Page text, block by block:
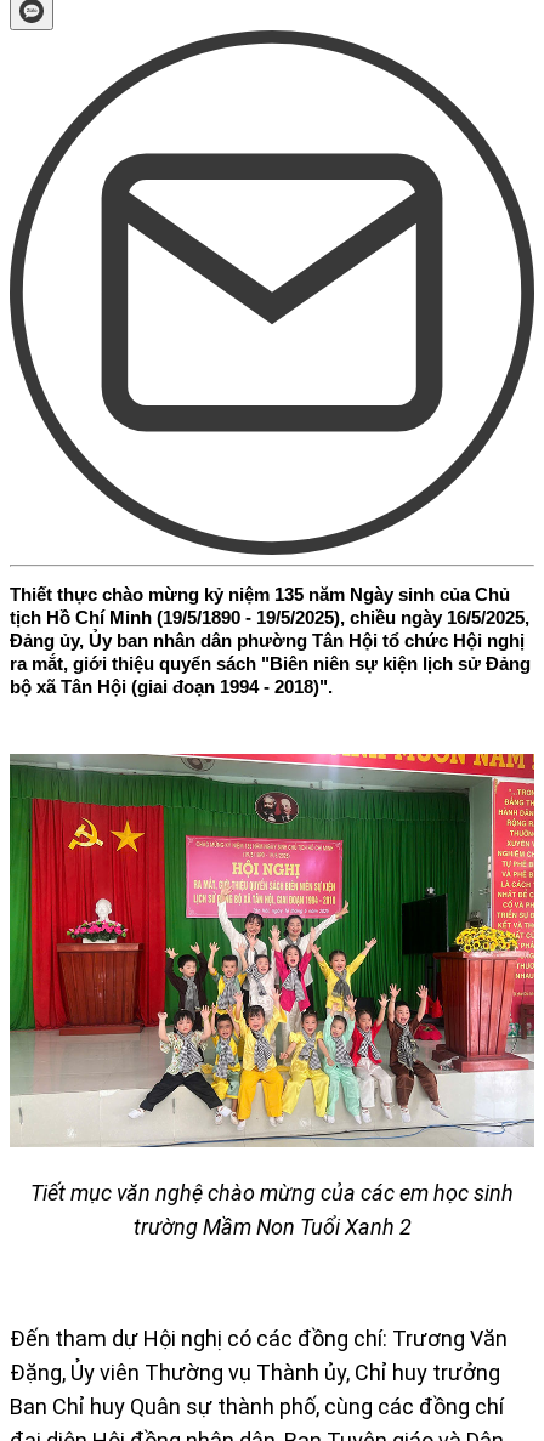
Thiết thực chào mừng kỷ niệm 135 năm Ngày sinh của Chủ
tịch Hồ Chí Minh (19/5/1890 - 19/5/2025), chiều ngày 16/5/2025,
Đảng ủy, Ủy ban nhân dân phường Tân Hội tổ chức Hội nghị
ra mắt, giới thiệu quyển sách "Biên niên sự kiện lịch sử Đảng
bộ xã Tân Hội (giai đoạn 1994 - 2018)".
Tiết mục văn nghệ chào mừng của các em học sinh
trường Mầm Non Tuổi Xanh 2
Đến tham dự Hội nghị có các đồng chí: Trương Văn
Đặng, Ủy viên Thường vụ Thành ủy, Chỉ huy trưởng
Ban Chỉ huy Quân sự thành phố, cùng các đồng chí